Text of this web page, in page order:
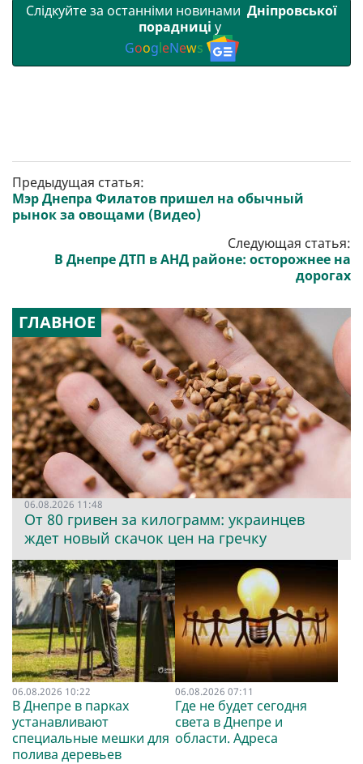
Слідкуйте за останніми новинами Дніпровської
порадниці у
GoogleNews
Предыдущая статья:
Мэр Днепра Филатов пришел на обычный
рынок за овощами (Видео)
Следующая статья:
В Днепре ДТП в АНД районе: осторожнее на
дорогах
ГЛАВНОЕ
06.08.2026 11:48
От 80 гривен за килограмм: украинцев
ждет новый скачок цен на гречку
06.08.2026 10:22
В Днепре в парках
устанавливают
специальные мешки для
полива деревьев
06.08.2026 07:11
Где не будет сегодня
света в Днепре и
области. Адреса